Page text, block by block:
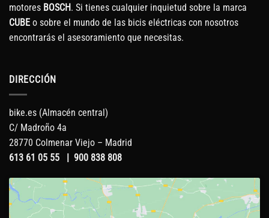
motores BOSCH. Si tienes cualquier inquietud sobre la marca
CUBE o sobre el mundo de las bicis eléctricas con nosotros
encontrarás el asesoramiento que necesitas.
DIRECCIÓN
bike.es (Almacén central)
C/ Madroño 4a
28770 Colmenar Viejo – Madrid
613 61 05 55
900 838 808